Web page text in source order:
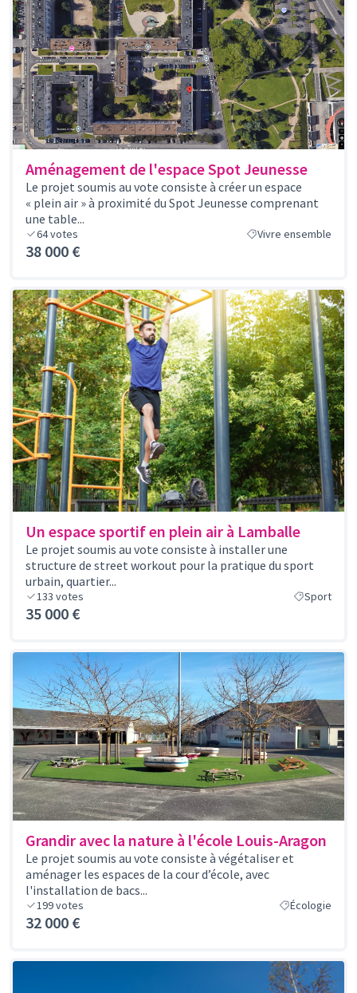
Aménagement de l'espace Spot Jeunesse
Le projet soumis au vote consiste à créer un espace
« plein air » à proximité du Spot Jeunesse comprenant
une table...
64votes Vivre ensemble
38 000 €
Un espace sportif en plein air à Lamballe
Le projet soumis au vote consiste à installer une
structure de street workout pour la pratique du sport
urbain, quartier...
133 votes Sport
35 000 €
Grandir avec la nature à l'école Louis-Aragon
Le projet soumis au vote consiste à végétaliser et
aménager les espaces de la cour d’école, avec
l'installation de bacs...
199votes Écologie
32 000 €